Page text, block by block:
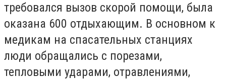
требовался вызов скорой помощи, была
оказана 600 отдыхающим. В основном к
медикам на спасательных станциях
люди обращались с порезами,
тепловыми ударами, отравлениями,